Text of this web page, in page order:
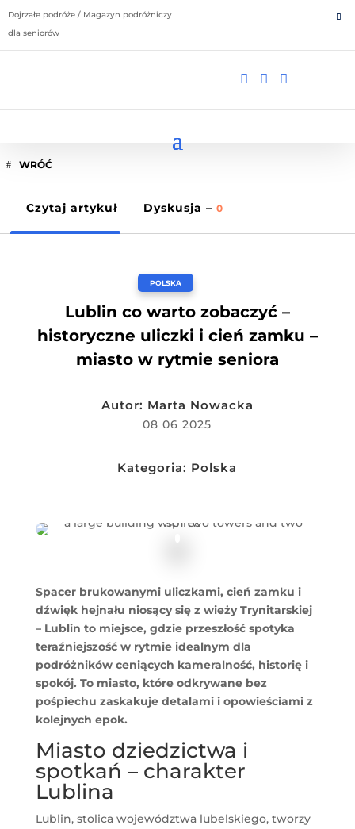
Dojrzałe podróże / Magazyn podróżniczy
dla seniorów
  
WRÓĆ
Czytaj artykuł Dyskusja – 0
POLSKA
Lublin co warto zobaczyć –
historyczne uliczki i cień zamku –
miasto w rytmie seniora
Autor: Marta Nowacka
08 06 2025
Kategoria: Polska
Spacer brukowanymi uliczkami, cień zamku i
dźwięk hejnału niosący się z wieży Trynitarskiej
– Lublin to miejsce, gdzie przeszłość spotyka
teraźniejszość w rytmie idealnym dla
podróżników ceniących kameralność, historię i
spokój. To miasto, które odkrywane bez
pośpiechu zaskakuje detalami i opowieściami z
kolejnych epok.
Miasto dziedzictwa i
spotkań – charakter
Lublina
Lublin, stolica województwa lubelskiego, tworzy